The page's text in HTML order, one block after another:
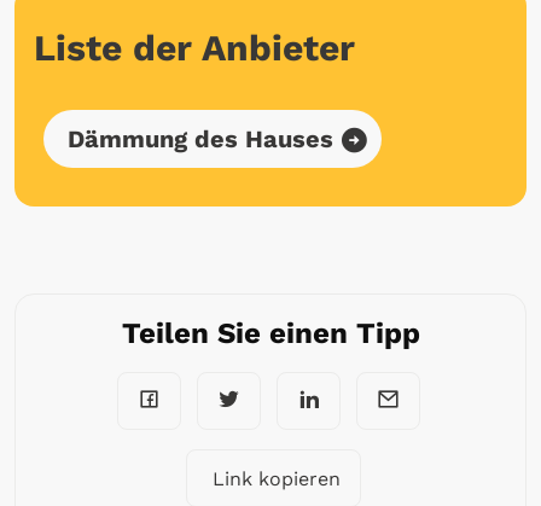
Liste der Anbieter
Dämmung des Hauses
Teilen Sie einen Tipp
Link kopieren